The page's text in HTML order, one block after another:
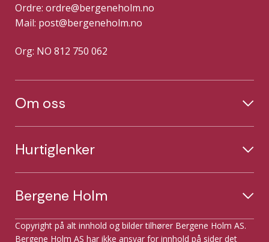
Ordre: ordre@bergeneholm.no
Mail: post@bergeneholm.no
Org: NO 812 750 062
Om oss
Hurtiglenker
Bergene Holm
Copyright på alt innhold og bilder tilhører Bergene Holm AS.
Bergene Holm AS har ikke ansvar for innhold på sider det